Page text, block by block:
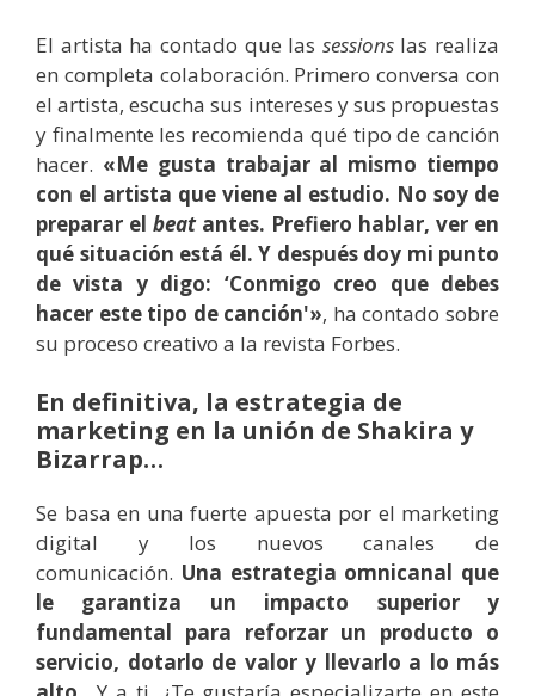
El artista ha contado que las sessions las realiza
en completa colaboración. Primero conversa con
el artista, escucha sus intereses y sus propuestas
y finalmente les recomienda qué tipo de canción
hacer. «Me gusta trabajar al mismo tiempo
con el artista que viene al estudio. No soy de
preparar el beat antes. Prefiero hablar, ver en
qué situación está él. Y después doy mi punto
de vista y digo: ‘Conmigo creo que debes
hacer este tipo de canción'», ha contado sobre
su proceso creativo a la revista Forbes.
En definitiva, la estrategia de
marketing en la unión de Shakira y
Bizarrap…
Se basa en una fuerte apuesta por el marketing
digital y los nuevos canales de
comunicación. Una estrategia omnicanal que
le garantiza un impacto superior y
fundamental para reforzar un producto o
servicio, dotarlo de valor y llevarlo a lo más